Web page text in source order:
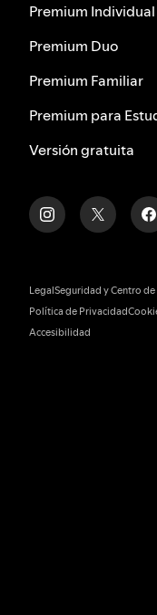
Premium Individual
Premium Duo
Premium Familiar
Premium para
Versión gratuita
LegalSeguridad y Centro
Política de Privacidad
Accesibilidad